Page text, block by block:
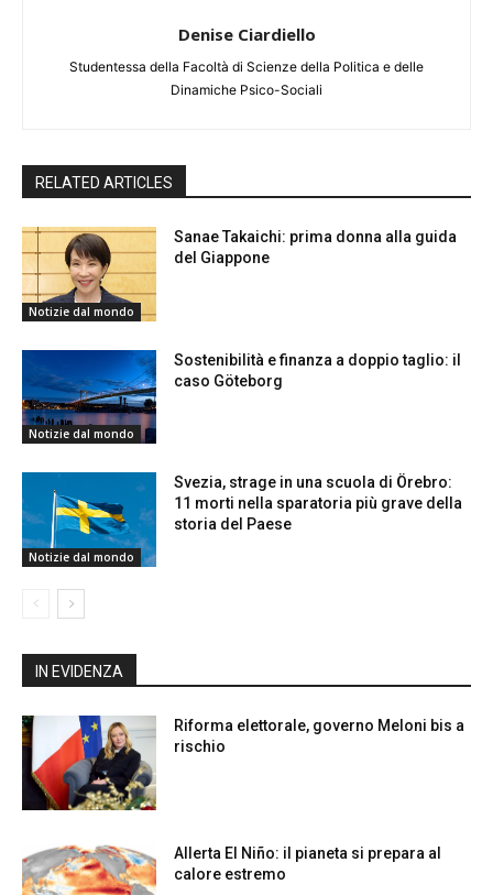
Denise Ciardiello
Studentessa della Facoltà di Scienze della Politica e delle
Dinamiche Psico-Sociali
RELATED ARTICLES
Notizie dal mondo
Sanae Takaichi: prima donna alla guida
del Giappone
Notizie dal mondo
Sostenibilità e finanza a doppio taglio: il
caso Göteborg
Notizie dal mondo
Svezia, strage in una scuola di Örebro:
11 morti nella sparatoria più grave della
storia del Paese
IN EVIDENZA
Riforma elettorale, governo Meloni bis a
rischio
Allerta El Niño: il pianeta si prepara al
calore estremo